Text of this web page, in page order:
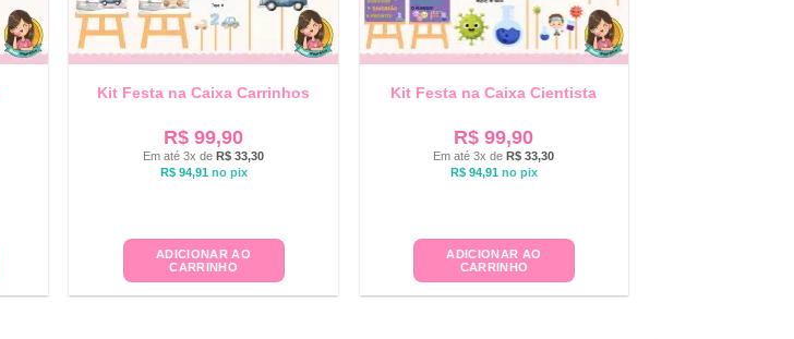
Kit Festa na Caixa Carrinhos
R$ 99,90
Em até 3x deR$ 33,30
R$94,91 no pix
ADICIONAR AO
CARRINHO
Kit Festa na Caixa Cientista
R$ 99,90
Em até 3x deR$ 33,30
R$94,91 no pix
ADICIONAR AO
CARRINHO